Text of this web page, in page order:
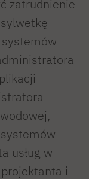
zatrudnienie
usług w
i